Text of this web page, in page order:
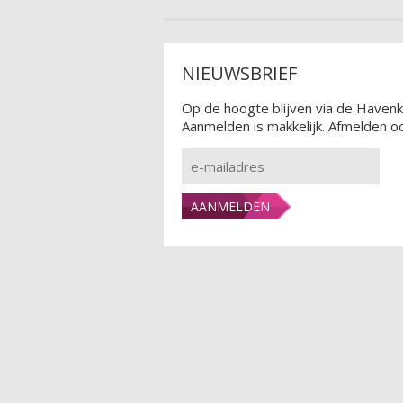
NIEUWSBRIEF
Op de hoogte blijven via de
Aanmelden is makkelijk. Afmelden